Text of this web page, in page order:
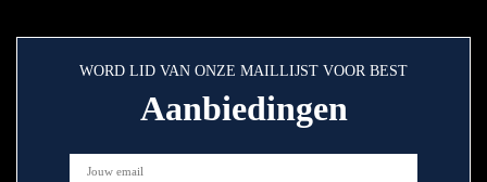
WORD LID VAN ONZE MAILLIJST VOOR BEST
Aanbiedingen